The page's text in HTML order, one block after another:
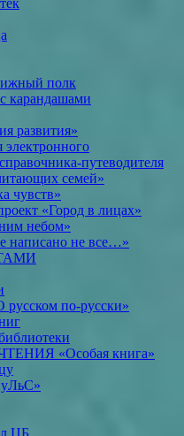
полк
карандашами
развития»
электронного
путеводителя
семей»
чувств»
«Город в лицах»
небом»
написано не все…»
по-русски»
«Особая книга»
ЦБ